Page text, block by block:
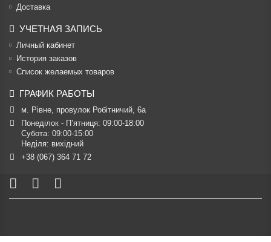
Доставка
УЧЕТНАЯ ЗАПИСЬ
Личный кабинет
История заказов
Список желаемых товаров
ГРАФИК РАБОТЫ
м. Рівне, провулок Робітничий, 6а
Понеділок - П’ятниця: 09:00-18:00
Субота: 09:00-15:00
Неділя: вихідний
+38 (067) 364 71 72